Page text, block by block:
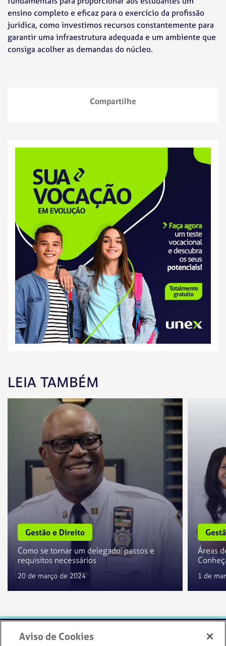
ensino completo e eficaz para o exercício da profissão
jurídica, como investimos recursos constantemente para
garantir uma infraestrutura adequada e um ambiente que
consiga acolher as demandas do núcleo.
Compartilhe
LEIA TAMBÉM
Gestão e Direito
Como se tornar um delegado: passos e
requisitos necessários
20 de março de 2024
Áreas
1 de
Aviso de Cookies